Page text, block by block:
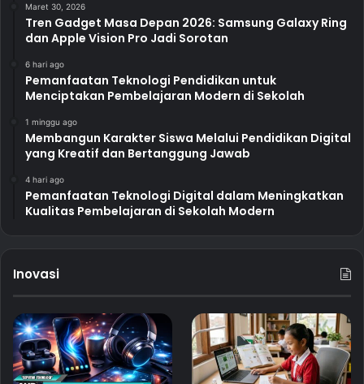
Maret 30, 2026
Tren Gadget Masa Depan 2026: Samsung Galaxy Ring
dan Apple Vision Pro Jadi Sorotan
6 hari ago
Pemanfaatan Teknologi Pendidikan untuk
Menciptakan Pembelajaran Modern di Sekolah
1 minggu ago
Membangun Karakter Siswa Melalui Pendidikan Digital
yang Kreatif dan Bertanggung Jawab
4 hari ago
Pemanfaatan Teknologi Digital dalam Meningkatkan
Kualitas Pembelajaran di Sekolah Modern
Inovasi